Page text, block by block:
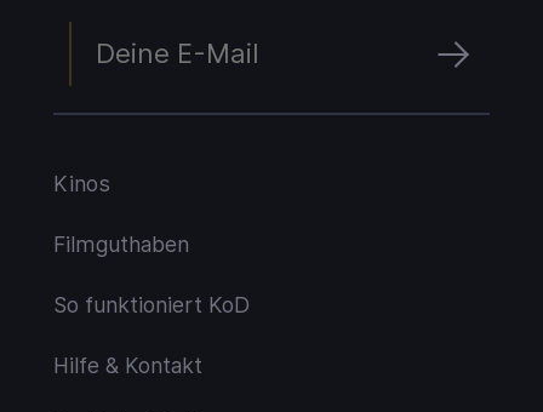
Kinos
Filmguthaben
So funktioniert KoD
Hilfe & Kontakt